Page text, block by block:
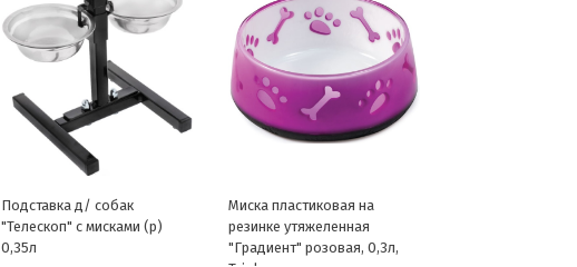
Подставка д/ собак
"Телескоп" с мисками (р)
0,35л
Миска пластиковая на
резинке утяжеленная
"Градиент" розовая, 0,3л,